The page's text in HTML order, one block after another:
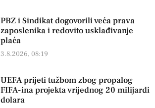
PBZ i Sindikat dogovorili veća prava
zaposlenika i redovito usklađivanje
plaća
3.8.2026, 08:19
UEFA prijeti tužbom zbog propalog
FIFA-ina projekta vrijednog 20 milijardi
dolara